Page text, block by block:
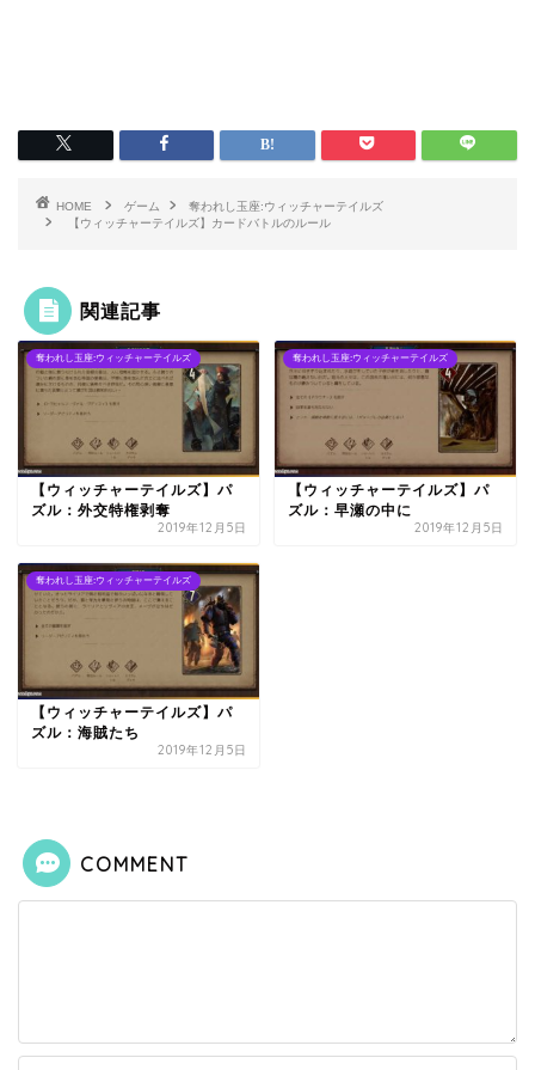
HOME ゲーム
奪われし玉座:ウィッチャーテイルズ
【ウィッチャーテイルズ】カードバトルのルール
関連記事
奪われし玉座:ウィッチャーテイルズ
【ウィッチャーテイルズ】パ
ズル：外交特権剥奪
2019年12月5日
奪われし玉座:ウィッチャーテイルズ
【ウィッチャーテイルズ】パ
ズル：早瀬の中に
2019年12月5日
奪われし玉座:ウィッチャーテイルズ
【ウィッチャーテイルズ】パ
ズル：海賊たち
2019年12月5日
COMMENT